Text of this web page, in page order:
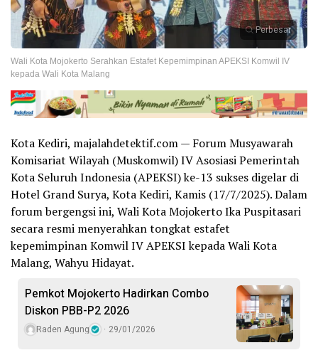
Perbesar
Wali Kota Mojokerto Serahkan Estafet Kepemimpinan APEKSI Komwil IV
kepada Wali Kota Malang
Kota Kediri, majalahdetektif.com — Forum Musyawarah
Komisariat Wilayah (Muskomwil) IV Asosiasi Pemerintah
Kota Seluruh Indonesia (APEKSI) ke-13 sukses digelar di
Hotel Grand Surya, Kota Kediri, Kamis (17/7/2025). Dalam
forum bergengsi ini, Wali Kota Mojokerto Ika Puspitasari
secara resmi menyerahkan tongkat estafet
kepemimpinan Komwil IV APEKSI kepada Wali Kota
Malang, Wahyu Hidayat.
Pemkot Mojokerto Hadirkan Combo
Diskon PBB-P2 2026
Raden Agung 29/01/2026